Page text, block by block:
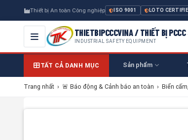
Thiết bị An toàn Công nghiệp ISO 9001 LOTO
THIETBIPCCCVINA / THIẾT BỊ PCCC
INDUSTRIAL SAFETY EQUIPMENT
TẤT CẢ DANH MỤC Sản phẩm
Trang nhất › 🚨 Báo động & Cảnh báo an toàn › Biển